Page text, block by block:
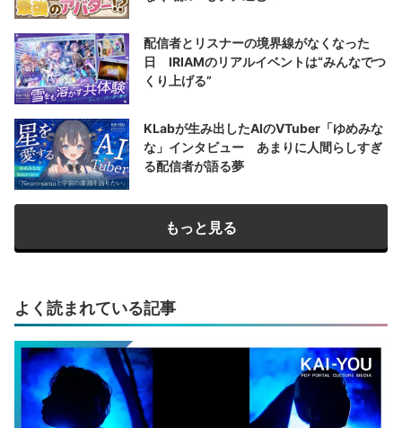
配信者とリスナーの境界線がなくなった
日 IRIAMのリアルイベントは“みんなでつ
くり上げる”
KLabが生み出したAIのVTuber「ゆめみな
な」インタビュー あまりに人間らしすぎ
る配信者が語る夢
もっと見る
よく読まれている記事